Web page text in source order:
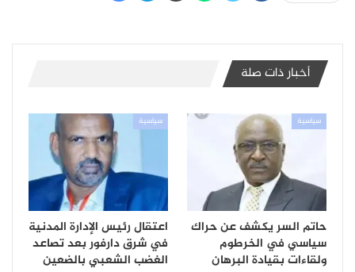
أخبار ذات صلة
سياسية
حاتم السر يكشف عن حراك
سياسي في الخرطوم
ولقاءات بقيادة البرهان
سياسية
اعتقال رئيس الإدارة المدنية
في شرق دارفور بعد تصاعد
الغضب الشعبي بالضعين